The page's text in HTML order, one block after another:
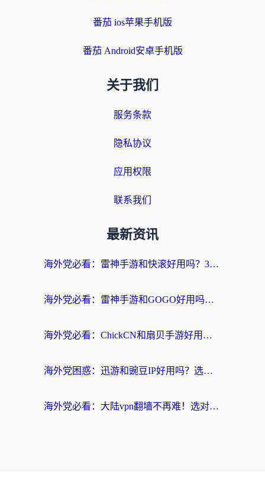
番茄 ios苹果手机版
番茄 Android安卓手机版
关于我们
服务条款
隐私协议
应用权限
联系我们
最新资讯
海外党必看：雷神手游和快滚好用吗？3步选对回国加速器无缝刷国内资源
海外党必看：雷神手游和GOGO好用吗？3步选对回国加速器，无缝刷剧玩原神
海外党必看：ChickCN和扇贝手游好用吗？3步选对回国加速器无缝刷国内资源
海外党困惑：迅游和豌豆IP好用吗？选对回国加速器，刷剧游戏再也不卡
海外党必看：大陆vpn翻墙不再难！选对加速器，无缝刷国内资源